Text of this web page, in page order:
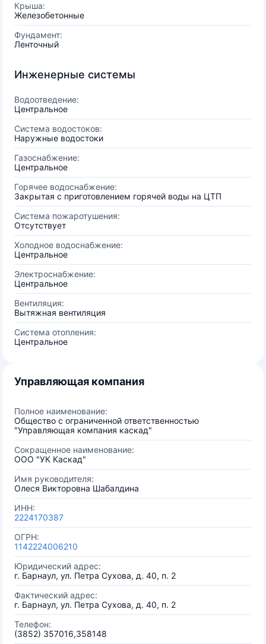
Крыша:
Железобетонные
Фундамент:
Ленточный
Инженерные системы
Водоотведение:
Центральное
Система водостоков:
Наружные водостоки
Газоснабжение:
Центральное
Горячее водоснабжение:
Закрытая с приготовлением горячей воды на ЦТП
Система пожаротушения:
Отсутствует
Холодное водоснабжение:
Центральное
Электроснабжение:
Центральное
Вентиляция:
Вытяжная вентиляция
Система отопления:
Центральное
Управляющая компания
Полное наименование:
Общество с ограниченной ответственностью
"Управляющая компания каскад"
Сокращенное наименование:
ООО "УК Каскад"
Имя руководителя:
Олеся Викторовна Шабалдина
ИНН:
2224170387
ОГРН:
1142224006210
Юридический адрес:
г. Барнаул, ул. Петра Сухова, д. 40, п. 2
Фактический адрес:
г. Барнаул, ул. Петра Сухова, д. 40, п. 2
Телефон:
(3852) 357016,358148